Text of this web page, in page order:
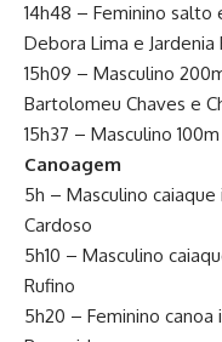
14h48 – Feminino
Debora Lima e Jardenia
15h09 – Masculino
Bartolomeu Chaves e
15h37 – Masculino
Canoagem
5h – Masculino caiaque
Cardoso
5h10 – Masculino
Rufino
5h20 – Feminino canoa